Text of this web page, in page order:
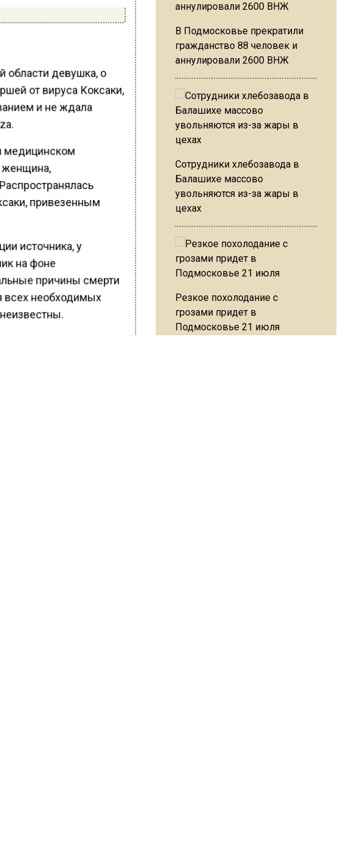
области девушка, о
от вируса Коксаки,
и не ждала
медицинском
женщина,
привезенным
источника, у
на фоне
причины смерти
всех необходимых
В Подмосковье прекратили
гражданство 88 человек и
аннулировали 2600 ВНЖ
Сотрудники хлебозавода в
Балашихе массово
увольняются из-за жары в
цехах
Резкое похолодание с
грозами придет в
Подмосковье 21 июля